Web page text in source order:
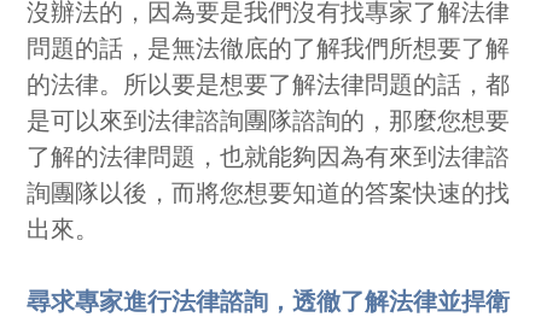
沒辦法的，因為要是我們沒有找專家了解法律
問題的話，是無法徹底的了解我們所想要了解
的法律。所以要是想要了解法律問題的話，都
是可以來到法律諮詢團隊諮詢的，那麼您想要
了解的法律問題，也就能夠因為有來到法律諮
詢團隊以後，而將您想要知道的答案快速的找
出來。
尋求專家進行法律諮詢，透徹了解法律並捍衛